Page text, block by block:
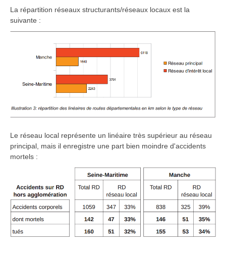
La répartition réseaux structurants/réseaux locaux est la
suivante :
Le réseau local représente un linéaire très supérieur au réseau
principal, mais il enregistre une part bien moindre d'accidents
mortels :